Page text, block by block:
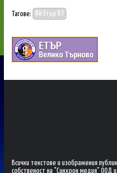
Тагове: ФК Етър ВТ
Всички текстове и изображения
собственост на "Синхрон медия" ООД и